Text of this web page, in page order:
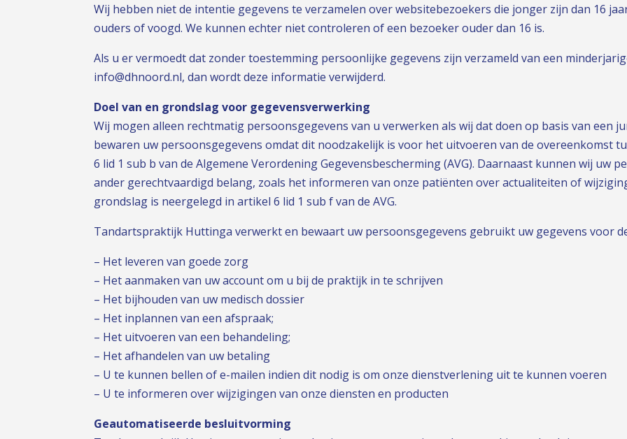
Wij hebben niet de intentie gegevens te verzamelen over websitebezoekers die jonger zijn dan 16
ouders of voogd. We kunnen echter niet controleren of een bezoeker ouder dan 16 is.
Als u er vermoedt dat zonder toestemming persoonlijke gegevens zijn verzameld van een
info@dhnoord.nl, dan wordt deze informatie verwijderd.
Doel van en grondslag voor gegevensverwerking
Wij mogen alleen rechtmatig persoonsgegevens van u verwerken als wij dat doen op basis van een
bewaren uw persoonsgegevens omdat dit noodzakelijk is voor het uitvoeren van de overeenkomst
6 lid 1 sub b van de Algemene Verordening Gegevensbescherming (AVG). Daarnaast kunnen wij uw
ander gerechtvaardigd belang, zoals het informeren van onze patiënten over actualiteiten of
grondslag is neergelegd in artikel 6 lid 1 sub f van de AVG.
Tandartspraktijk Huttinga verwerkt en bewaart uw persoonsgegevens gebruikt uw gegevens voor
– Het leveren van goede zorg
– Het aanmaken van uw account om u bij de praktijk in te schrijven
– Het bijhouden van uw medisch dossier
– Het inplannen van een afspraak;
– Het uitvoeren van een behandeling;
– Het afhandelen van uw betaling
– U te kunnen bellen of e-mailen indien dit nodig is om onze dienstverlening uit te kunnen voeren
– U te informeren over wijzigingen van onze diensten en producten
Geautomatiseerde besluitvorming